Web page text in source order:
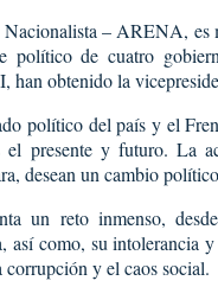
– ARENA, es
político de cuatro
obtenido la
político del país y el
presente y futuro. La
desean un cambio
un reto inmenso,
como, su intolerancia
y el caos social.